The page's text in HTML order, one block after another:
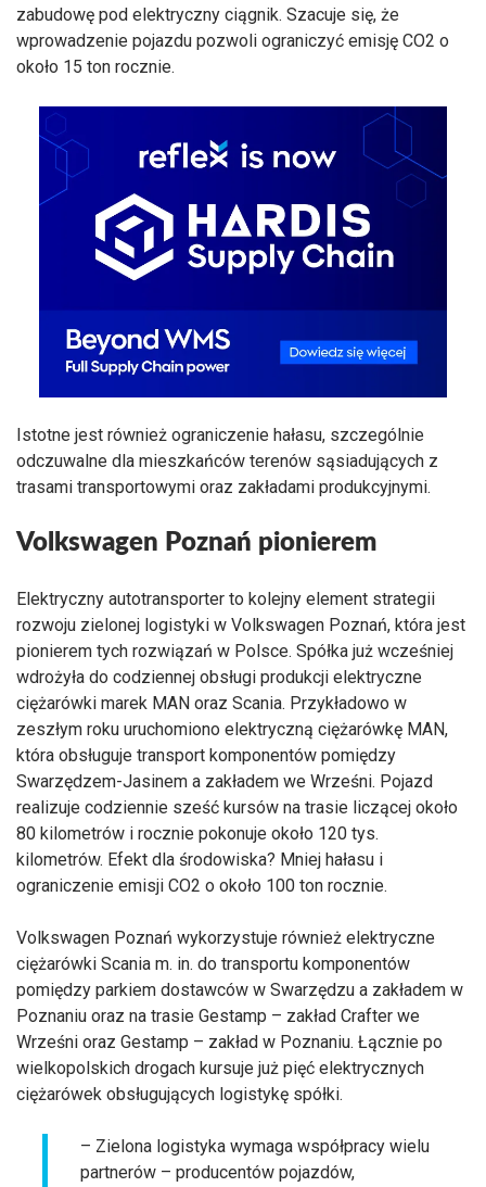
zabudowę pod elektryczny ciągnik. Szacuje się, że
wprowadzenie pojazdu pozwoli ograniczyć emisję CO2 o
około 15 ton rocznie.
Istotne jest również ograniczenie hałasu, szczególnie
odczuwalne dla mieszkańców terenów sąsiadujących z
trasami transportowymi oraz zakładami produkcyjnymi.
Volkswagen Poznań pionierem
Elektryczny autotransporter to kolejny element strategii
rozwoju zielonej logistyki w Volkswagen Poznań, która jest
pionierem tych rozwiązań w Polsce. Spółka już wcześniej
wdrożyła do codziennej obsługi produkcji elektryczne
ciężarówki marek MAN oraz Scania. Przykładowo w
zeszłym roku uruchomiono elektryczną ciężarówkę MAN,
która obsługuje transport komponentów pomiędzy
Swarzędzem-Jasinem a zakładem we Wrześni. Pojazd
realizuje codziennie sześć kursów na trasie liczącej około
80 kilometrów i rocznie pokonuje około 120 tys.
kilometrów. Efekt dla środowiska? Mniej hałasu i
ograniczenie emisji CO2 o około 100 ton rocznie.
Volkswagen Poznań wykorzystuje również elektryczne
ciężarówki Scania m. in. do transportu komponentów
pomiędzy parkiem dostawców w Swarzędzu a zakładem w
Poznaniu oraz na trasie Gestamp – zakład Crafter we
Wrześni oraz Gestamp – zakład w Poznaniu. Łącznie po
wielkopolskich drogach kursuje już pięć elektrycznych
ciężarówek obsługujących logistykę spółki.
– Zielona logistyka wymaga współpracy wielu
partnerów – producentów pojazdów,